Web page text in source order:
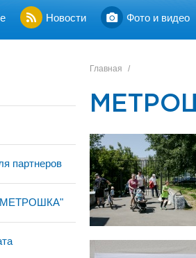
Новости Фото и видео
партнеров
Главная /